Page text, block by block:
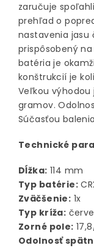
zaručuje
prehľad o
nastavenia jasu
prispôsobený
batéria je
konštrukcií je
Veľkou
gramov.
Súčasťou
Technické
Dĺžka: 114 mm
Typ batérie:
Zväčšenie: 1x
Typ kríža:
Zorné pole:
Odolnosť